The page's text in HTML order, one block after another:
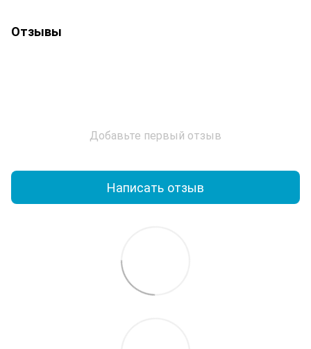
Отзывы
Добавьте первый отзыв
Написать отзыв